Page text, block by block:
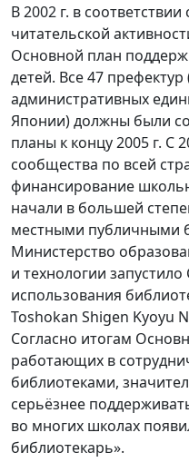
В 2002 г. в
читательской
Основной план
детей. Все 47
административных
Японии) должны были
планы к концу 2005 г. С
сообщества по всей
финансирование
начали в большей
местными публичными
Министерство
и технологии
использования
Toshokan Shigen Kyoyu
Согласно итогам
работающих в
библиотеками,
серьёзнее
во многих школах
библиотекарь».